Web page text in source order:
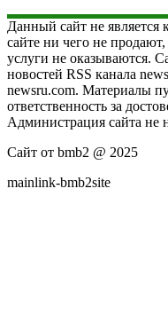
Данный сайт не
сайте ни чего не
услуги не оказываются.
новостей RSS канала
newsru.com. Материалы
ответственность за
Администрация сайта не
Сайт от bmb2 @ 2025
mainlink-bmb2site